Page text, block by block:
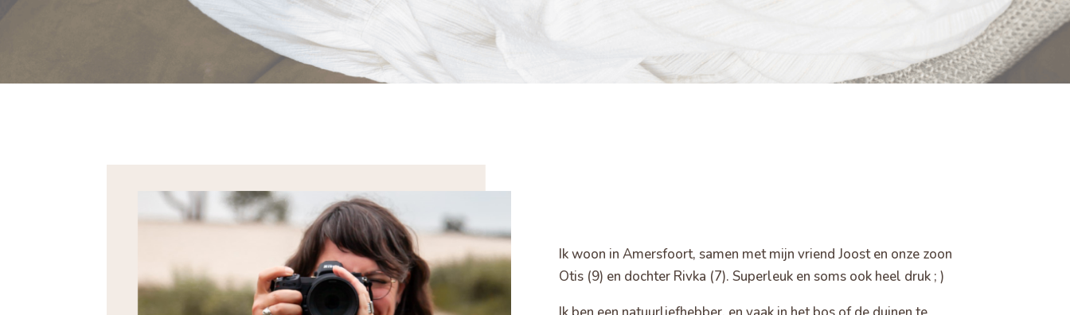
Ik woon in Amersfoort, samen met mijn vriend Joost en onze zoon
Otis (9) en dochter Rivka (7). Superleuk en soms ook heel druk ; )